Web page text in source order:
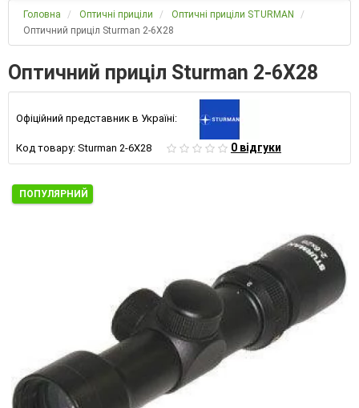
Головна Оптичні приціли
Оптичні приціли STURMAN
Оптичний приціл Sturman 2-6Х28
Оптичний приціл Sturman 2-6Х28
Офіційний представник в Україні:
Код товару: Sturman 2-6Х28 0 відгуки
ПОПУЛЯРНИЙ